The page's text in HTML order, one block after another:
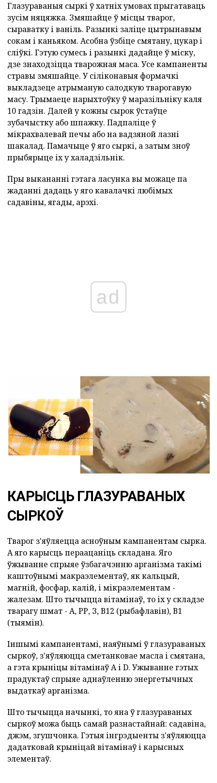
Глазураваныя сыркі ў хатніх умовах прыгатаваць
зусім няцяжка. Змяшайце ў місцы тварог,
сыраватку і ваніль. Разынкі заліце цытрынавым
сокам і каньяком. Асобна ўзбіце смятану, цукар і
сліўкі. Гэтую сумесь і разынкі дадайце ў міску,
дзе знаходзіцца тварожная маса. Усе кампаненты
стравы змяшайце. У сіліконавыя формачкі
выкладзеце атрыманую салодкую тварогавую
масу. Трымаеце нарыхтоўку ў маразільніку каля
10 гадзін. Далей у кожны сырок ўстаўце
зубачыстку або шпажку. Падпаліце ў
мікрахвалевай печы або на вадзяной лазні
шакалад. Памачыце ў яго сыркі, а затым зноў
прыбярыце іх у халадзільнік.
Пры выкананні гэтага ласунка вы можаце па
жаданні дадаць у яго кавалачкі любімых
садавіны, ягады, арэхі.
ad
КАРЫСЦЬ ГЛАЗУРАВАНЫХ
СЫРКОЎ
Тварог з'яўляецца асноўным кампанентам сырка.
А яго карысць пераацаніць складана. Яго
ўжыванне спрыяе ўзбагачэнню арганізма такімі
каштоўнымі макраэлементаў, як кальцый,
магній, фосфар, калій, і мікраэлементам -
жалезам. Што тычыцца вітамінаў, то іх у складзе
тварагу шмат - А, РР, З, В12 (рыбафлавін), В1
(тыямін).
Іншымі кампанентамі, наяўнымі ў глазураваных
сыркоў, з'яўляюцца сметанковае масла і смятана,
а гэта крыніцы вітамінаў А і D. Ужыванне гэтых
прадуктаў спрыяе аднаўленню энергетычных
выдаткаў арганізма.
Што тычыцца начынкі, то яна ў глазураваных
сыркоў можа быць самай разнастайнай: садавіна,
джэм, згушчонка. Гэтыя інгрэдыенты з'яўляюцца
дадатковай крыніцай вітамінаў і карысных
элементаў.